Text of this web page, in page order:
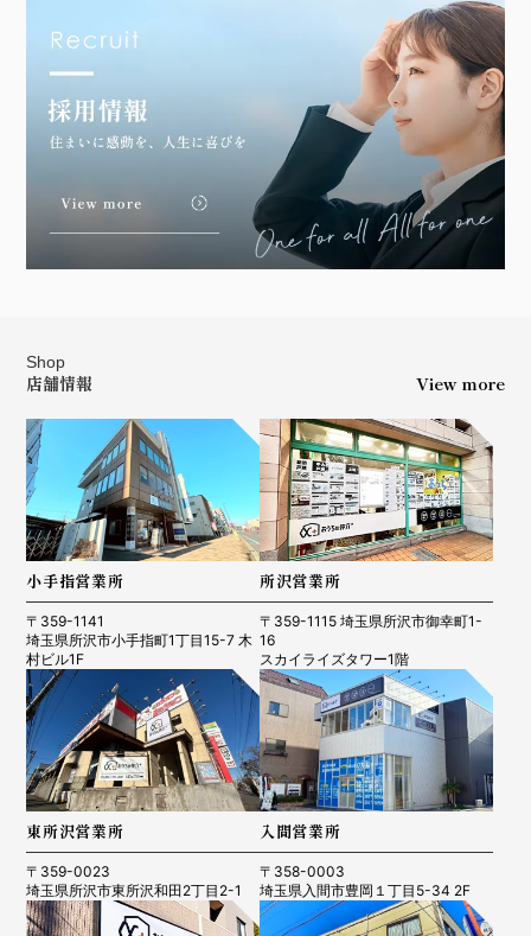
Shop
店舗情報 View more
小手指営業所
〒359-1141
埼玉県所沢市小手指町1丁目15-7 木
村ビル1F
所沢営業所
〒359-1115 埼玉県所沢市御幸町1-
16
スカイライズタワー1階
東所沢営業所
〒359-0023
埼玉県所沢市東所沢和田2丁目2-1
入間営業所
〒358-0003
埼玉県入間市豊岡１丁目5-34 2F